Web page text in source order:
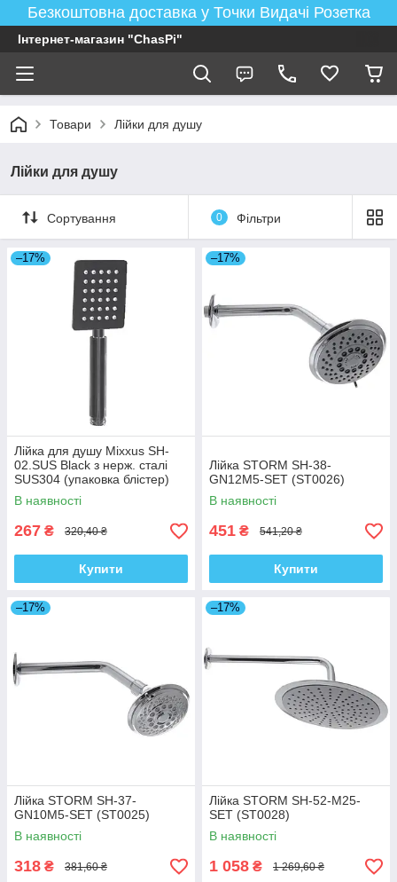
Безкоштовна доставка у Точки Видачі Розетка
Інтернет-магазин "ChasPi"
Товари Лійки для душу
Лійки для душу
Сортування 0 Фільтри
–17%
Лійка для душу Mixxus SH-
02.SUS Black з нерж. сталі
SUS304 (упаковка блістер)
(MI6698)
В наявності
267 ₴ 320,40 ₴
Купити
–17%
Лійка STORM SH-38-
GN12M5-SET (ST0026)
В наявності
451 ₴ 541,20 ₴
Купити
–17%
Лійка STORM SH-37-
GN10M5-SET (ST0025)
В наявності
318 ₴ 381,60 ₴
–17%
Лійка STORM SH-52-M25-
SET (ST0028)
В наявності
1 058 ₴ 1 269,60 ₴